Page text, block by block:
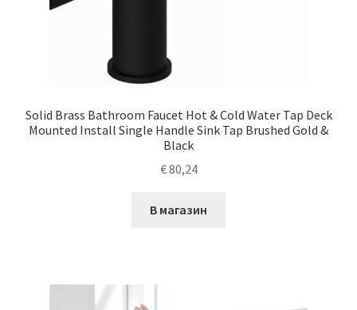
Solid Brass Bathroom Faucet Hot & Cold Water Tap Deck
Mounted Install Single Handle Sink Tap Brushed Gold &
Black
€80,24
В магазин